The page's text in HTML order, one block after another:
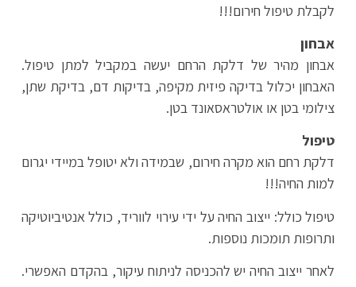
לקבלת טיפול חירום!!!
אבחון
אבחון מהיר של דלקת הרחם יעשה במקביל למתן טיפול.
האבחון יכלול בדיקה פיזית מקיפה, בדיקות דם, בדיקת שתן,
צילומי בטן או אולטראסאונד בטן.
טיפול
דלקת רחם הוא מקרה חירום, שבמידה ולא יטופל במיידי יגרום
למות החיה!!!
טיפול כולל: ייצוב החיה על ידי עירוי לווריד, כולל אנטיביוטיקה
ותרופות תומכות נוספות.
לאחר ייצוב החיה יש להכניסה לניתוח עיקור, בהקדם האפשרי.